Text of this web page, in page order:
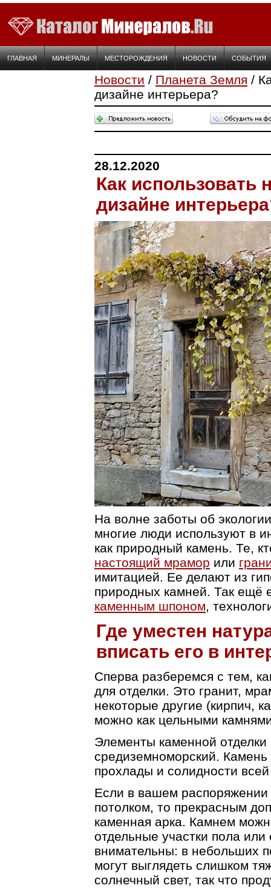
ГЛАВНАЯ МИНЕРАЛЫ МЕСТОРОЖДЕНИЯ НОВОСТИ СОБЫТИЯ
Новости / Планета Земля /
дизайне интерьера?
28.12.2020
Как использовать
дизайне
На волне заботы об
многие люди используют в
как природный камень. Те,
настоящий мрамор или
имитацией. Ее делают из
природных камней. Так ещё
каменным шпоном,
Где уместен
вписать его в
Сперва разберемся с тем,
для отделки. Это гранит,
некоторые другие (кирпич,
можно как цельными
Элементы каменной отделки
средиземноморский.
прохлады и солидности
Если в вашем
потолком, то прекрасным
каменная арка. Камнем
отдельные участки пола
внимательны: в небольших
могут выглядеть слишком
солнечный свет, так что